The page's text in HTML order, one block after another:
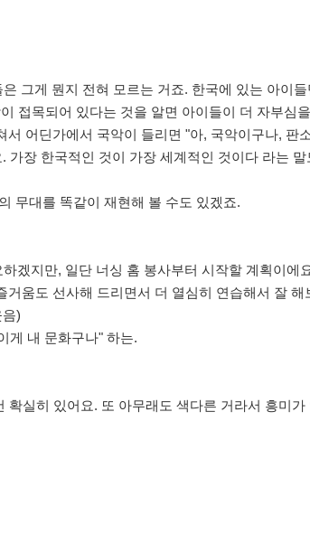
그게 뭔지 전혀 모르는 거죠. 한국에 있는 아이들
접목되어 있다는 것을 알면 아이들이 더 자부심
어딘가에서 국악이 들리면 "아, 국악이구나, 판
가장 한국적인 것이 가장 세계적인 것이다 라는 말
무대를 똑같이 재현해 볼 수도 있겠죠.
겠지만, 일단 너싱 홈 봉사부터 시작할 계획이에
움도 선사해 드리면서 더 열심히 연습해서 잘 해
)
게 내 문화구나" 하는.
실히 있어요. 또 아무래도 색다른 거라서 흥미가